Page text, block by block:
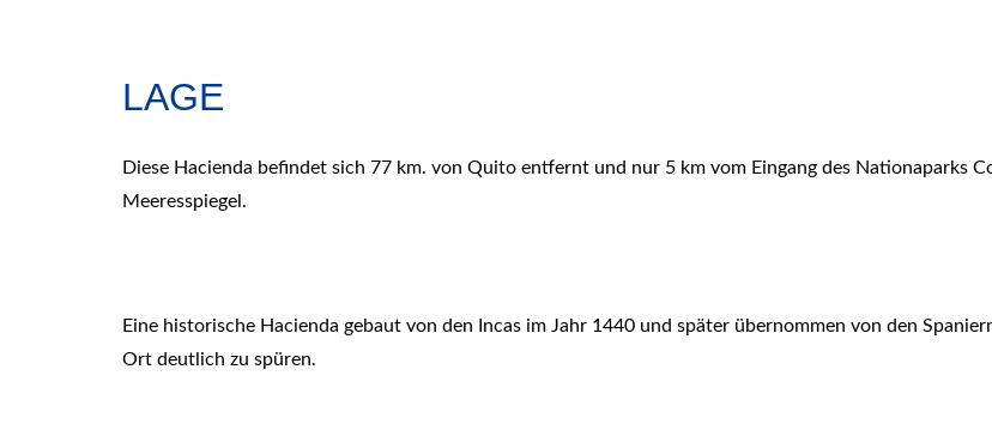
LAGE
Diese Hacienda befindet sich 77 km. von Quito entfernt und nur 5 km vom Eingang des Nationaparks
Meeresspiegel.
Eine historische Hacienda gebaut von den Incas im Jahr 1440 und später übernommen von den
Ort deutlich zu spüren.